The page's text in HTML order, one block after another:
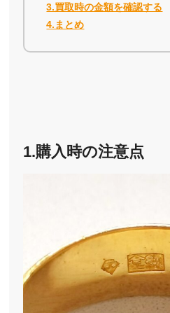
3.買取時の金額を確認する
4.まとめ
1.購入時の注意点